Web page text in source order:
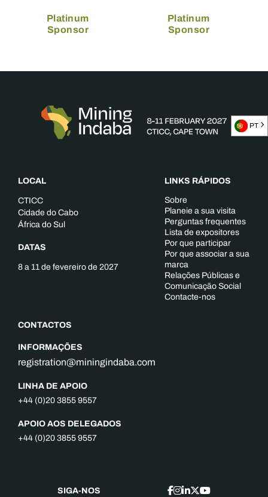
Platinum
Sponsor
Platinum
Sponsor
LOCAL
CTICC
Cidade do Cabo
África do Sul
DATAS
8 a 11 de fevereiro de 2027
CONTACTOS
INFORMAÇÕES
registration@miningindaba.com
LINHA DE APOIO
+44 (0)20 3855 9557
APOIO AOS DELEGADOS
+44 (0)20 3855 9557
LINKS RÁPIDOS
Sobre
Planeie a sua visita
Perguntas frequentes
Lista de expositores
Por que participar
Por que associar a sua
marca
Relações Públicas e
Comunicação Social
Contacte-nos
SIGA-NOS
PT